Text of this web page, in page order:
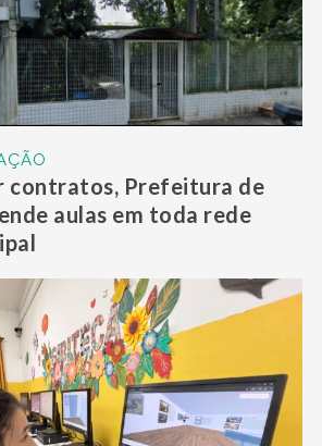
contratos, Prefeitura de
aulas em toda rede